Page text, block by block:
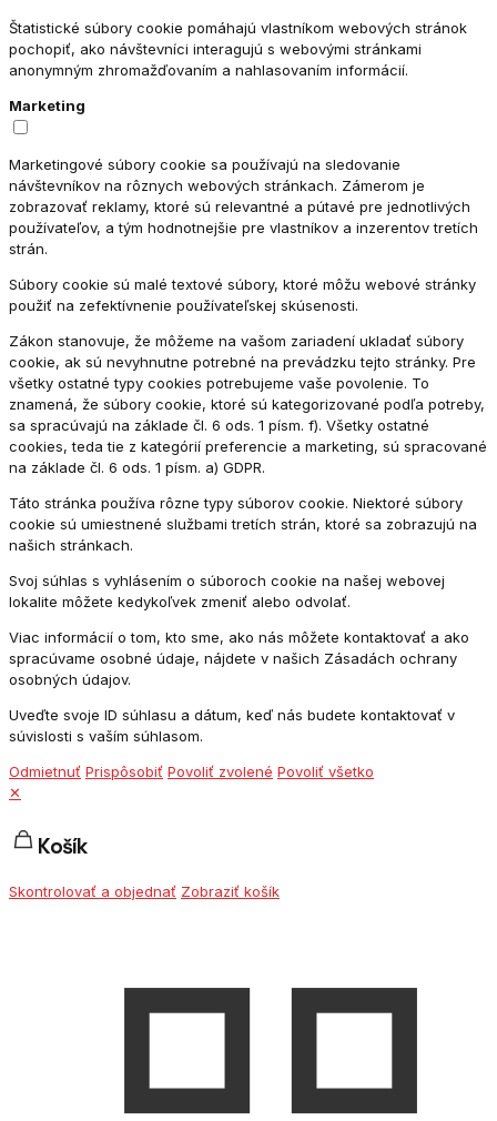
Štatistické súbory cookie pomáhajú vlastníkom webových stránok
pochopiť, ako návštevníci interagujú s webovými stránkami
anonymným zhromažďovaním a nahlasovaním informácií.
Marketing
Marketingové súbory cookie sa používajú na sledovanie
návštevníkov na rôznych webových stránkach. Zámerom je
zobrazovať reklamy, ktoré sú relevantné a pútavé pre jednotlivých
používateľov, a tým hodnotnejšie pre vlastníkov a inzerentov tretích
strán.
Súbory cookie sú malé textové súbory, ktoré môžu webové stránky
použiť na zefektívnenie používateľskej skúsenosti.
Zákon stanovuje, že môžeme na vašom zariadení ukladať súbory
cookie, ak sú nevyhnutne potrebné na prevádzku tejto stránky. Pre
všetky ostatné typy cookies potrebujeme vaše povolenie. To
znamená, že súbory cookie, ktoré sú kategorizované podľa potreby,
sa spracúvajú na základe čl. 6 ods. 1 písm. f). Všetky ostatné
cookies, teda tie z kategórií preferencie a marketing, sú spracované
na základe čl. 6 ods. 1 písm. a) GDPR.
Táto stránka používa rôzne typy súborov cookie. Niektoré súbory
cookie sú umiestnené službami tretích strán, ktoré sa zobrazujú na
našich stránkach.
Svoj súhlas s vyhlásením o súboroch cookie na našej webovej
lokalite môžete kedykoľvek zmeniť alebo odvolať.
Viac informácií o tom, kto sme, ako nás môžete kontaktovať a ako
spracúvame osobné údaje, nájdete v našich Zásadách ochrany
osobných údajov.
Uveďte svoje ID súhlasu a dátum, keď nás budete kontaktovať v
súvislosti s vaším súhlasom.
Odmietnuť Prispôsobiť Povoliť zvolené Povoliť všetko
✕
Košík
Skontrolovať a objednať Zobraziť košík